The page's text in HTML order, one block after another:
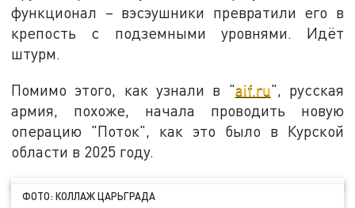
функционал – вэсэушники превратили его в
крепость с подземными уровнями. Идёт
штурм.
Помимо этого, как узнали в "aif.ru", русская
армия, похоже, начала проводить новую
операцию "Поток", как это было в Курской
области в 2025 году.
ФОТО: КОЛЛАЖ ЦАРЬГРАДА